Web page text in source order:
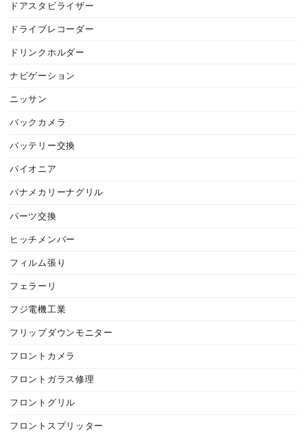
ドアスタビライザー
ドライブレコーダー
ドリンクホルダー
ナビゲーション
ニッサン
バックカメラ
バッテリー交換
パイオニア
パナメカリーナグリル
パーツ交換
ヒッチメンバー
フィルム張り
フェラーリ
フジ電機工業
フリップダウンモニター
フロントカメラ
フロントガラス修理
フロントグリル
フロントスプリッター